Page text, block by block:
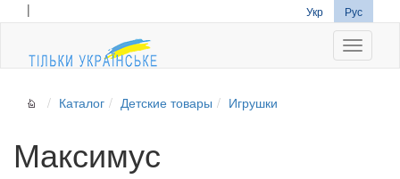
| Укр Рус
Каталог Детские товары Игрушки
Максимус